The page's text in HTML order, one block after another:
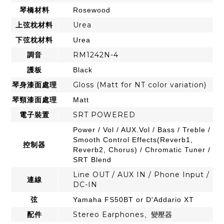
琴橋材料
Rosewood
上弦枕材料
Urea
下弦枕材料
Urea
調音
RM1242N-4
護板
Black
琴身漆面處理
Gloss (Matt for NT color variation)
琴頸漆面處理
Matt
電子裝置 SRT POWERED
控制器
Power / Vol / AUX.Vol / Bass / Treble /
Smooth Control Effects(Reverb1,
Reverb2, Chorus) / Chromatic Tuner /
SRT Blend
連線
Line OUT / AUX IN / Phone Input /
DC-IN
弦
Yamaha FS50BT or D'Addario XT
配件 Stereo Earphones、變壓器